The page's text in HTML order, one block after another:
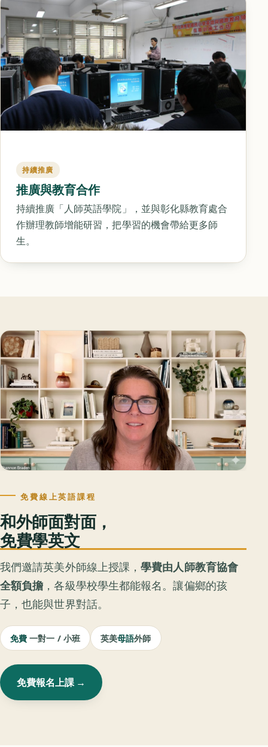
持續推廣
推廣與教育合作
持續推廣「人師英語學院」，並與彰化縣教育處合
作辦理教師增能研習，把學習的機會帶給更多師
生。
免費線上英語課程
和外師面對面，
免費學英文
我們邀請英美外師線上授課，學費由人師教育協會
全額負擔 ，各級學校學生都能報名。讓偏鄉的孩
子，也能與世界對話。
免費 一對一 / 小班 英美母語外師
免費報名上課 →